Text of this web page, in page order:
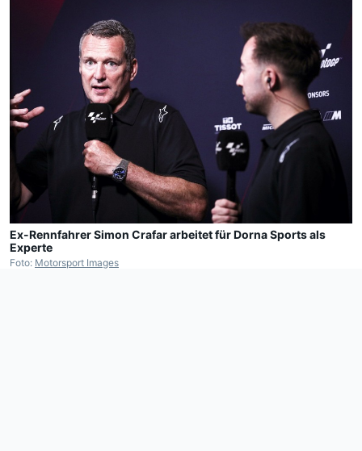
Ex-Rennfahrer Simon Crafar arbeitet für Dorna Sports als
Experte
Foto: Motorsport Images